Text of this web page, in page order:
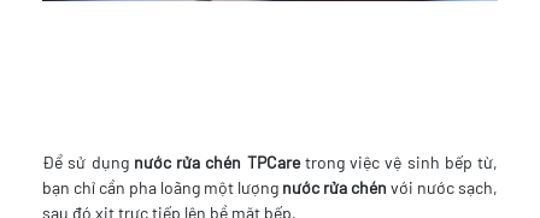
Để sử dụng nước rửa chén TPCaretrong việc vệ sinh bếp từ,
bạn chỉ cần pha loãng một lượng nước rửa chén với nước sạch,
sau đó xịt trực tiếp lên bề mặt bếp.